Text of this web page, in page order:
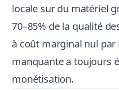
locale sur du matériel
70–85% de la qualité
à coût marginal nul par
manquante a toujours
monétisation.